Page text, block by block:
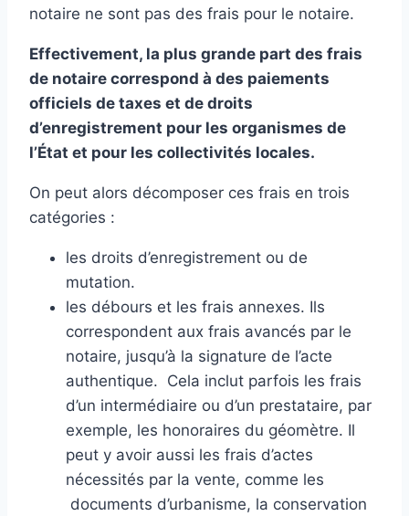
notaire ne sont pas des frais pour le notaire.
Effectivement, la plus grande part des frais
de notaire correspond à des paiements
officiels de taxes et de droits
d’enregistrement pour les organismes de
l’État et pour les collectivités locales.
On peut alors décomposer ces frais en trois
catégories :
les droits d’enregistrement ou de
mutation.
les débours et les frais annexes. Ils
correspondent aux frais avancés par le
notaire, jusqu’à la signature de l’acte
authentique. Cela inclut parfois les frais
d’un intermédiaire ou d’un prestataire, par
exemple, les honoraires du géomètre. Il
peut y avoir aussi les frais d’actes
nécessités par la vente, comme les
documents d’urbanisme, la conservation